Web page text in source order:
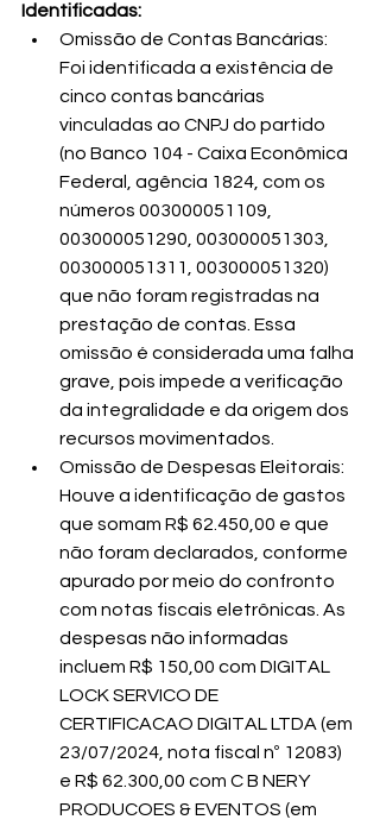
Identificadas:
Omissão de Contas Bancárias:
Foi identificada a existência de
cinco contas bancárias
vinculadas ao CNPJ do partido
(no Banco 104 - Caixa Econômica
Federal, agência 1824, com os
números 003000051109,
003000051290, 003000051303,
003000051311, 003000051320)
que não foram registradas na
prestação de contas. Essa
omissão é considerada uma falha
grave, pois impede a verificação
da integralidade e da origem dos
recursos movimentados.
Omissão de Despesas Eleitorais:
Houve a identificação de gastos
que somam R$ 62.450,00 e que
não foram declarados, conforme
apurado por meio do confronto
com notas fiscais eletrônicas. As
despesas não informadas
incluem R$ 150,00 com DIGITAL
LOCK SERVICO DE
CERTIFICACAO DIGITAL LTDA (em
23/07/2024, nota fiscal nº 12083)
e R$ 62.300,00 com C B NERY
PRODUCOES & EVENTOS (em